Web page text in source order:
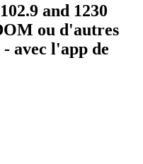
and 1230
ou d'autres
avec l'app de